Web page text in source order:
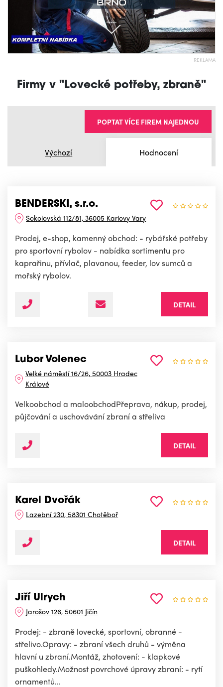
REKLAMA
Firmy v "Lovecké potřeby, zbraně"
Výchozí Hodnocení
POPTAT VÍCE FIREM NAJEDNOU
BENDERSKI, s.r.o.
Sokolovská 112/81, 36005 Karlovy Vary
Prodej, e-shop, kamenný obchod: - rybářské potřeby
pro sportovní rybolov - nabídka sortimentu pro
kaprařinu, přívlač, plavanou, feeder, lov sumců a
mořský rybolov.
DETAIL
Lubor Volenec
Velké náměstí 16/26, 50003 Hradec
Králové
Velkoobchod a maloobchodPřeprava, nákup, prodej,
půjčování a uschovávání zbraní a střeliva
DETAIL
Karel Dvořák
Lazební 230, 58301 Chotěboř
DETAIL
Jiří Ulrych
Jarošov 126, 50601 Jičín
Prodej: - zbraně lovecké, sportovní, obranné -
střelivo.Opravy: - zbraní všech druhů - výměna
hlavní u zbraní.Montáž, zhotovení: - klapkové
puškohledy.Možnost povrchové úpravy zbraní: - rytí
ornamentů...